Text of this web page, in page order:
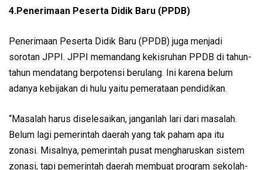
4.Penerimaan Peserta Didik Baru (PPDB)
Penerimaan Peserta Didik Baru (PPDB) juga menjadi
sorotan JPPI. JPPI memandang kekisruhan PPDB di tahun-
tahun mendatang berpotensi berulang. Ini karena belum
adanya kebijakan di hulu yaitu pemerataan pendidikan.
“Masalah harus diselesaikan, janganlah lari dari masalah.
Belum lagi pemerintah daerah yang tak paham apa itu
zonasi. Misalnya, pemerintah pusat mengharuskan sistem
zonasi, tapi pemerintah daerah membuat program sekolah-